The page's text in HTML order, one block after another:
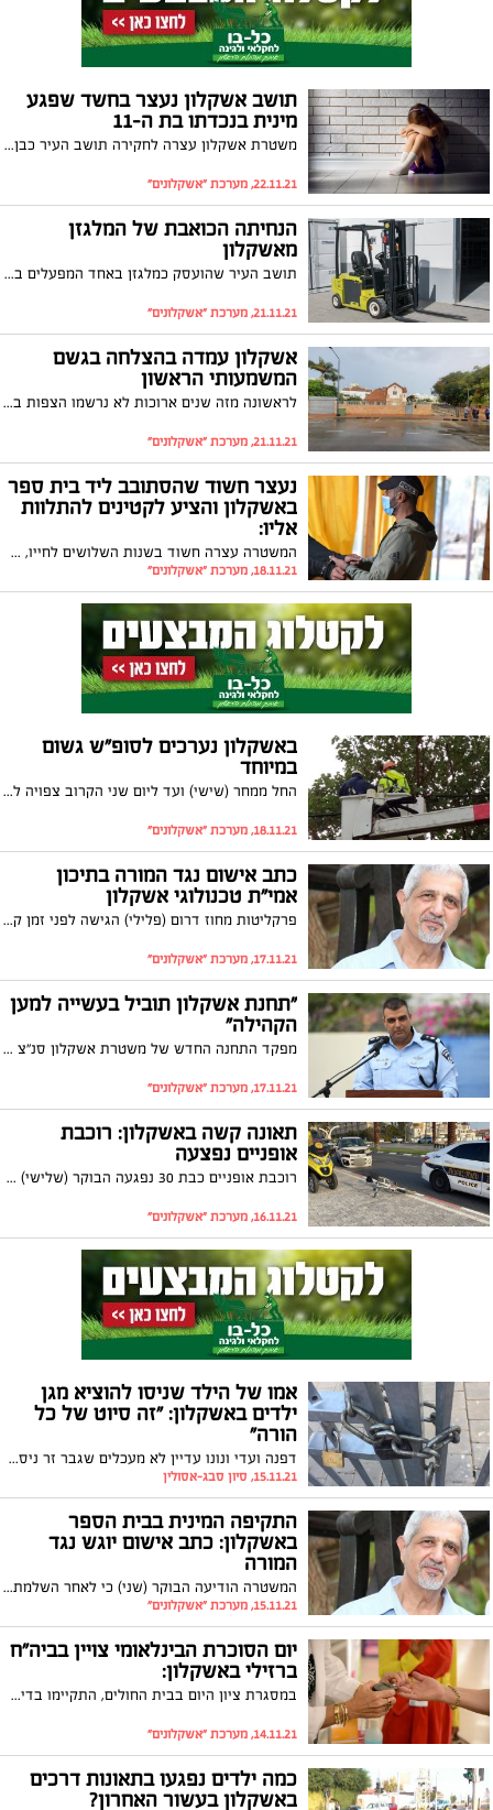
תושב אשקלון נעצר בחשד שפגע
מינית בנכדתו בת ה-11
משטרת אשקלון עצרה לחקירה תושב העיר כבן 66 בחשד שביצע עבירות מין בנכדתו הקטינה. היום (שני) הוא יובא לבית המשפט כאשר המשטרה תבקש להאריך את מעצרו
22.11.21, מערכת "אשקלונים"
הנחיתה הכואבת של המלגזן
מאשקלון
תושב העיר שהועסק כמלגזן באחד המפעלים באזור יקבל פיצוי של כ -300 אלף ₪ לאחר שנפל מהמלגזה במהלך עבודתו ושבר את כף היד. לאחר שהתאונה הוכרה כתאונת עבודה על ידי הביטוח הלאומי הוא קיבל גם פיצוי מחברת הביטוח
21.11.21, מערכת "אשקלונים"
אשקלון עמדה בהצלחה בגשם
המשמעותי הראשון
לראשונה מזה שנים ארוכות לא נרשמו הצפות ברחוב הנמר לאחר גשמים משמעותיים. בעירייה מציינים את עבודות ההכנה שבוצעו הכוללות שדרוג למערכת הניקוז במקומות המועדים להצפות. עם זאת התושבים מתבקשים להמשיך בהיערכות במרחב הפרטי
21.11.21, מערכת "אשקלונים"
נעצר חשוד שהסתובב ליד בית ספר
באשקלון והציע לקטינים להתלוות
אליו:
המשטרה עצרה חשוד בשנות השלושים לחייו, דר רחוב, שהסתובב בקרבת בית ספר יסודי בעיר והציע לקטינים להתלוות אליו. הוא חשוד בשני מקרים נוספים של פגיעה מינית
18.11.21, מערכת "אשקלונים"
באשקלון נערכים לסופ"ש גשום
במיוחד
החל ממחר (שישי) ועד ליום שני הקרוב צפויה להגיע לאזורנו מערכת חורפית סוערת שתכלול התקררות ניכרת, גשמים חזקים ומרובים, סופות רעמים וחשש להצפות. בחברת החשמל נערכים ובעירייה קוראים לתושבים להתכונן בהתאם
18.11.21, מערכת "אשקלונים"
כתב אישום נגד המורה בתיכון
אמי"ת טכנולוגי אשקלון
פרקליטות מחוז דרום (פלילי) הגישה לפני זמן קצר לבית המשפט המחוזי בב"ש כתב אישום נגד מורה בביה"ס דרור לוי (60), בגין ביצוע עבירות של מעשים מגונים והטרדה מינית כלפי תלמיד בן 15 בשטח המוסד החינוכי
17.11.21, מערכת "אשקלונים"
"תחנת אשקלון תוביל בעשייה למען
הקהילה"
מפקד התחנה החדש של משטרת אשקלון סנ"צ מאיר חכמון קיבל הבוקר (רביעי) את שרביט הפיקוד באופן רשמי בטקס מכובד במעמד מפקד מחוז דרום במשטרה ניצב פרץ עמר וראש העיר תומר גלאם
17.11.21, מערכת "אשקלונים"
תאונה קשה באשקלון: רוכבת
אופניים נפצעה
רוכבת אופניים כבת 30 נפגעה הבוקר (שלישי) מרכב ברחוב צפניה ופונתה לביה"ח ברזילי עם פגיעה רב מערכתית. חובש מד"א, בן טטרו: "הפצועה שכבה על הכביש לצד הרכב שהיה עם פגיעת פח קשה ושמשה מנופצת"
16.11.21, מערכת "אשקלונים"
אמו של הילד שניסו להוציא מגן
ילדים באשקלון: "זה סיוט של כל
הורה"
דפנה ועדי ונונו עדיין לא מעכלים שגבר זר ניסה להוציא את בנם בן השלוש מהגן בשכונת אגמים. בריאיון ל"אשקלונים" אומרת האמא המזועזעת: "לא ישנו בלילה, הסייעת הצילה לי את הילד, אם היא לא הייתה פועלת כמו שפעלה אי אפשר לדעת איך זה היה נגמר"
15.11.21, סיון סבג-אסולין
התקיפה המינית בבית הספר
באשקלון: כתב אישום יוגש נגד
המורה
המשטרה הודיעה הבוקר (שני) כי לאחר השלמת החקירה בכוונתה להגיש כתב אישום נגד המורה דרור לוי (61) בגין ביצוע מעשה מגונה בתלמיד בן 15 תוך ניצול יחסי מרות. המורה המלמד בתיכון אמי"ת טכנולוגי יואשם בנוסף כי קיים עם התלמיד שיחות בעלות אופי מיני
15.11.21, מערכת "אשקלונים"
יום הסוכרת הבינלאומי צויין בביה"ח
ברזילי באשקלון:
במסגרת ציון היום בבית החולים, התקיימו בדיקת סוכרת וניתן ייעוץ לעובדים ולציבור על ידי רופאת סוכרת ומחמית קלינית
14.11.21, מערכת "אשקלונים"
כמה ילדים נפגעו בתאונות דרכים
באשקלון בעשור האחרון?